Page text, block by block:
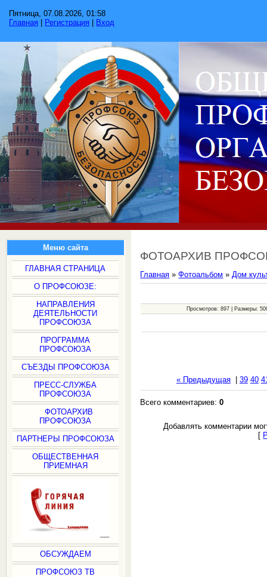
Пятница, 07.08.2026, 01:58
Главная
Регистрация Вход
Меню сайта
ГЛАВНАЯ СТРАНИЦА
О ПРОФСОЮЗЕ:
НАПРАВЛЕНИЯ
ДЕЯТЕЛЬНОСТИ
ПРОФСОЮЗА
ПРОГРАММА
ПРОФСОЮЗА
СЪЕЗДЫ ПРОФСОЮЗА
ПРЕСС-СЛУЖБА
ПРОФСОЮЗА
ФОТОАРХИВ
ПРОФСОЮЗА
ПАРТНЕРЫ ПРОФСОЮЗА
ОБЩЕСТВЕННАЯ
ПРИЕМНАЯ
ОБСУЖДАЕМ
ПРОФСОЮЗ ТВ
ФОТОАРХИВ
Главная »Фотоальбом »Дом
Просмотров: 897 | Размеры:
« Предыдущая| 39 40
Всего комментариев:0
Добавлять комментарии
[